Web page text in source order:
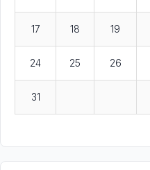
17 18 19
24 25 26
31